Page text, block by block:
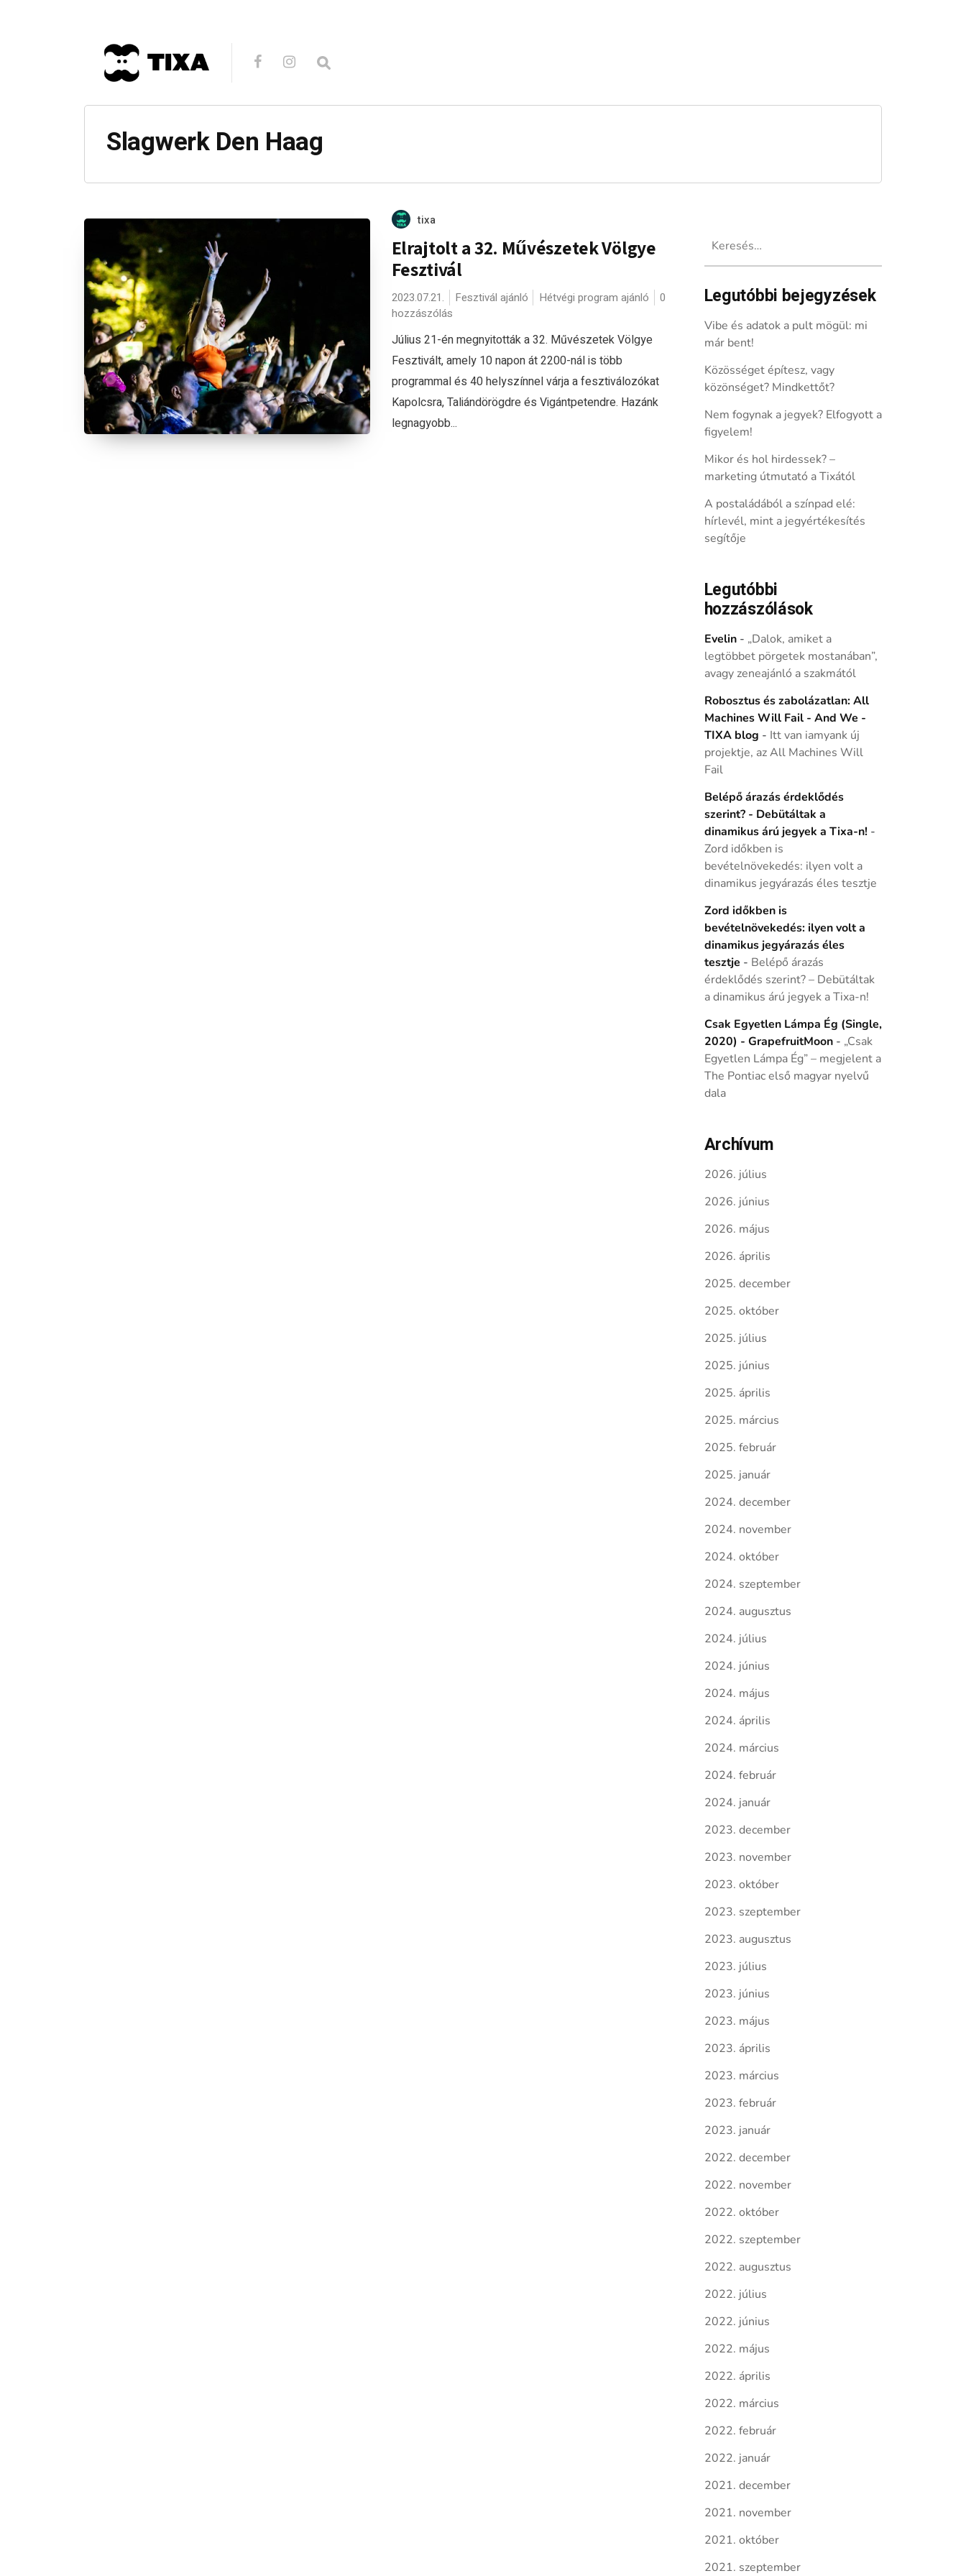
Slagwerk Den Haag
tixa
Elrajtolt a 32. Művészetek Völgye
Fesztivál
2023.07.21. Fesztivál ajánló Hétvégi program ajánló
0
hozzászólás
Július 21-én megnyitották a 32. Művészetek Völgye
Fesztivált, amely 10 napon át 2200-nál is több
programmal és 40 helyszínnel várja a fesztiválozókat
Kapolcsra, Taliándörögdre és Vigántpetendre. Hazánk
legnagyobb...
Legutóbbi bejegyzések
Vibe és adatok a pult mögül: mi
már bent!
Közösséget építesz, vagy
közönséget? Mindkettőt?
Nem fogynak a jegyek? Elfogyott a
figyelem!
Mikor és hol hirdessek? –
marketing útmutató a Tixától
A postaládából a színpad elé:
hírlevél, mint a jegyértékesítés
segítője
Legutóbbi
hozzászólások
Evelin- „Dalok, amiket a
legtöbbet pörgetek mostanában”,
avagy zeneajánló a szakmától
Robosztus és zabolázatlan: All
Machines Will Fail - And We -
TIXA blog - Itt van iamyank új
projektje, az All Machines Will
Fail
Belépő árazás érdeklődés
szerint? - Debütáltak a
dinamikus árú jegyek a Tixa-n! -
Zord időkben is
bevételnövekedés: ilyen volt a
dinamikus jegyárazás éles tesztje
Zord időkben is
bevételnövekedés: ilyen volt a
dinamikus jegyárazás éles
tesztje - Belépő árazás
érdeklődés szerint? – Debütáltak
a dinamikus árú jegyek a Tixa-n!
Csak Egyetlen Lámpa Ég (Single,
2020) - GrapefruitMoon- „Csak
Egyetlen Lámpa Ég” – megjelent a
The Pontiac első magyar nyelvű
dala
Archívum
2026. július
2026. június
2026. május
2026. április
2025. december
2025. október
2025. július
2025. június
2025. április
2025. március
2025. február
2025. január
2024. december
2024. november
2024. október
2024. szeptember
2024. augusztus
2024. július
2024. június
2024. május
2024. április
2024. március
2024. február
2024. január
2023. december
2023. november
2023. október
2023. szeptember
2023. augusztus
2023. július
2023. június
2023. május
2023. április
2023. március
2023. február
2023. január
2022. december
2022. november
2022. október
2022. szeptember
2022. augusztus
2022. július
2022. június
2022. május
2022. április
2022. március
2022. február
2022. január
2021. december
2021. november
2021. október
2021. szeptember